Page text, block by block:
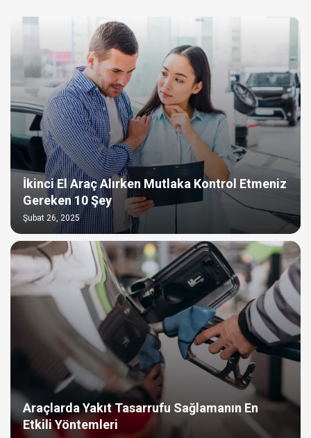
İkinci El Araç Alırken Mutlaka Kontrol Etmeniz
Gereken 10 Şey
Şubat 26, 2025
Araçlarda Yakıt Tasarrufu Sağlamanın En
Etkili Yöntemleri